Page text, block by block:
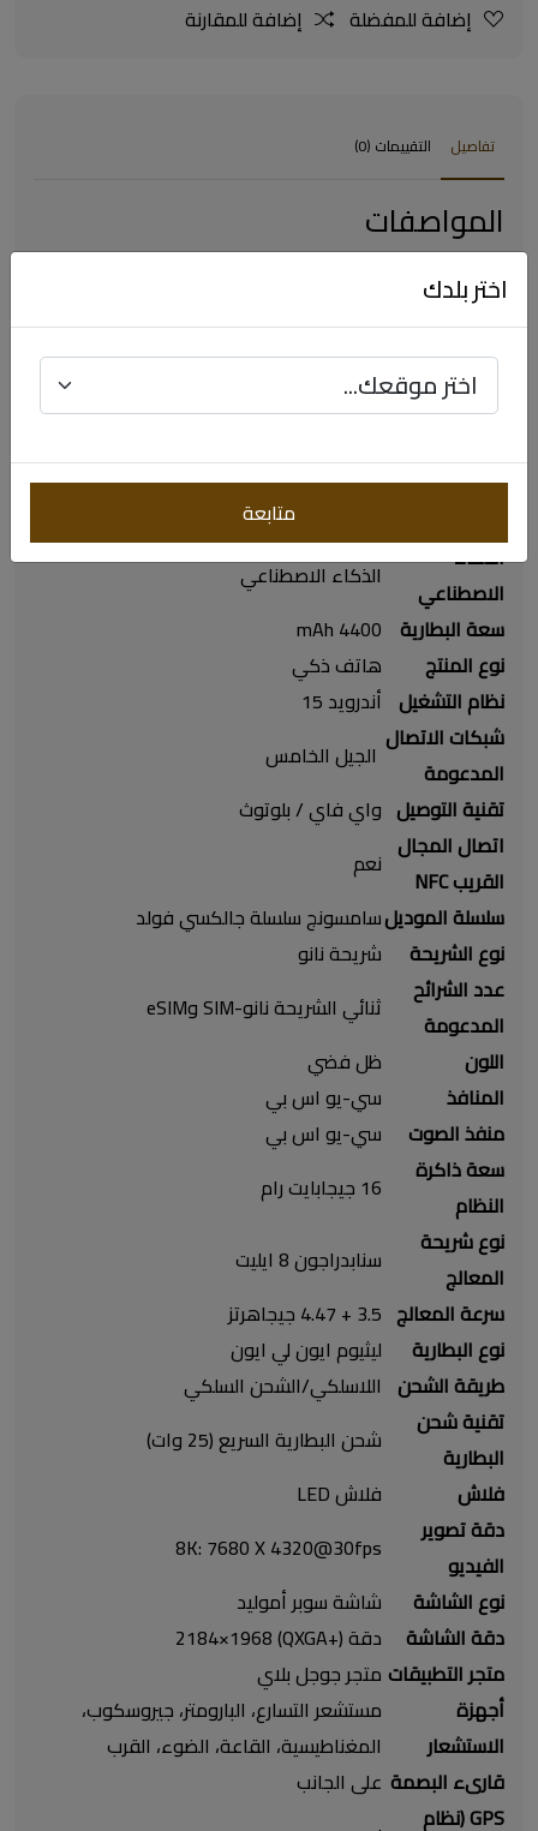
إضافة للمفضلة
إضافة للمقارنة
تفاصيل التقييمات (0)
المواصفات
رقم المصنع
مقاس الشاشة
دقة وضوح
‎ميجابكسل ‎10‎ :الامامية ‎/‎ 10 ميجابكسل‎ +
عدد مراكز
ثماني النواة
الذكاء
الاصطناعي
سعة البطارية 4400 mAh
نوع المنتج
هاتف ذكي
نظام التشغيل
شبكات الاتصال
المدعومة
تقنية التوصيل واي فاي / بلوتوث
اتصال المجال
القريب NFC
نعم
سلسلة الموديلسامسونج سلسلة جالكسي فولد
نوع الشريحة
عدد الشرائح
المدعومة
ثنائي الشريحة نانو-SIM وeSIM
اللون
ظل فضي
المنافذ
منفذ الصوت
سعة ذاكرة
النظام
16 جيجابايت رام
نوع شريحة
المعالج
سرعة المعالج ‎4‎.47‎ + ‎3‎.5‎ جيجاهرتز‎
نوع البطارية
ليثيوم ايون لي ايون
طريقة الشحن
تقنية شحن
البطارية
شحن البطارية السريع (25 وات)
فلاش
فلاش LED
دقة تصوير
الفيديو
8K: 7680 X 4320@30fps
نوع الشاشة
دقة الشاشة
متجر التطبيقات
أجهزة
الاستشعار
‎مستشعر التسارع، البارومتر، جيروسكوب،
المغناطيسية، القاعة، الضوء، القرب‎
قارىء البصمة على الجانب
GPS (نظام
اختر بلدك
متابعة